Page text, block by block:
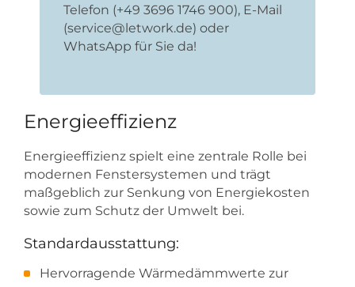
Telefon (+49 3696 1746 900), E-Mail
(service@letwork.de) oder
WhatsApp für Sie da!
Energieeffizienz
Energieeffizienz spielt eine zentrale Rolle bei
modernen Fenstersystemen und trägt
maßgeblich zur Senkung von Energiekosten
sowie zum Schutz der Umwelt bei.
Standardausstattung:
Hervorragende Wärmedämmwerte zur